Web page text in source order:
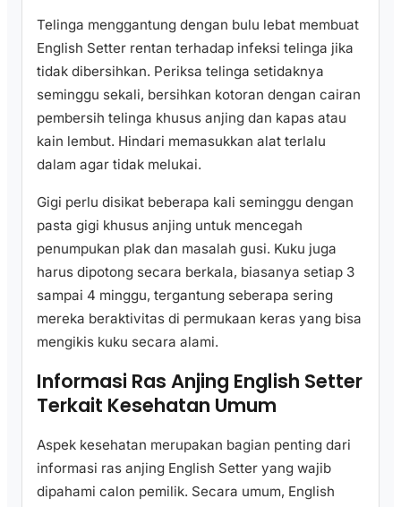
Telinga menggantung dengan bulu lebat membuat
English Setter rentan terhadap infeksi telinga jika
tidak dibersihkan. Periksa telinga setidaknya
seminggu sekali, bersihkan kotoran dengan cairan
pembersih telinga khusus anjing dan kapas atau
kain lembut. Hindari memasukkan alat terlalu
dalam agar tidak melukai.
Gigi perlu disikat beberapa kali seminggu dengan
pasta gigi khusus anjing untuk mencegah
penumpukan plak dan masalah gusi. Kuku juga
harus dipotong secara berkala, biasanya setiap 3
sampai 4 minggu, tergantung seberapa sering
mereka beraktivitas di permukaan keras yang bisa
mengikis kuku secara alami.
Informasi Ras Anjing English Setter
Terkait Kesehatan Umum
Aspek kesehatan merupakan bagian penting dari
informasi ras anjing English Setter yang wajib
dipahami calon pemilik. Secara umum, English